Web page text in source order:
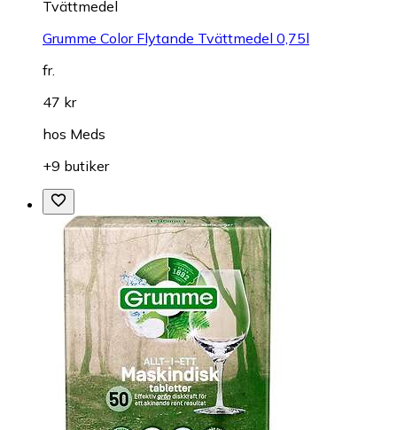
Tvättmedel
Grumme Color Flytande Tvättmedel 0,75l
fr.
47 kr
hos Meds
+9 butiker